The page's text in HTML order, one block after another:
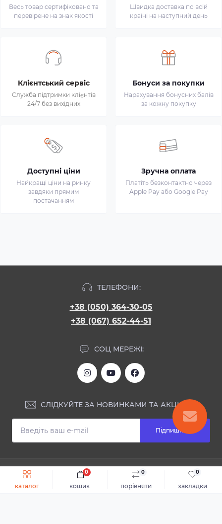
каталог порівняти
0
закладки
0
кошик
0
Швидке замовлення До кошика
Весь товар сертифіковано та
перевірене на знак якості
Швидка доставка по всій
країні на наступний день
Клієнтський сервіс
Служба підтримки клієнтів
24/7 без вихідних
Бонуси за покупки
Нарахування бонусних балів
за кожну покупку
Доступні ціни
Найкращі ціни на ринку
завдяки прямим
постачанням
Зручна оплата
Платіть безконтактно через
Apple Pay або Google Pay
ТЕЛЕФОНИ:
+38 (050) 364-30-05
+38 (067) 652-44-51
СОЦ МЕРЕЖІ:
СЛІДКУЙТЕ ЗА НОВИНКАМИ ТА АКЦІЯМИ:
Підпишіться
ІНФОРМАЦІЯ